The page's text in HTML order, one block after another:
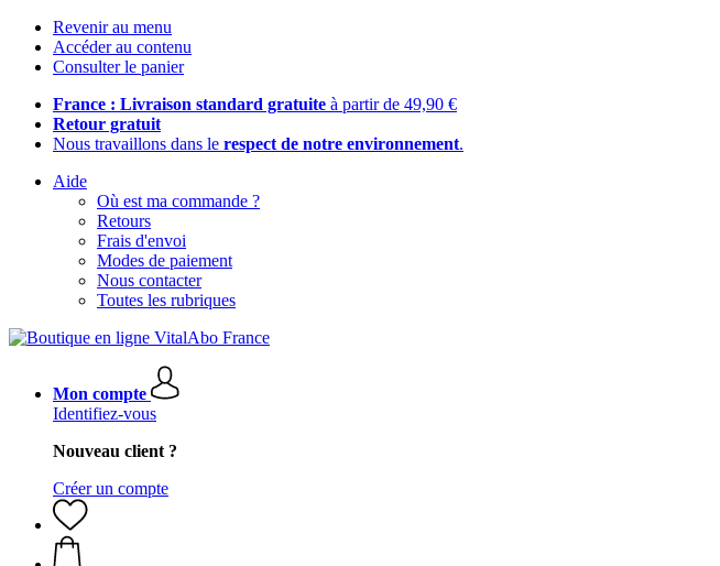
Revenir au menu
Accéder au contenu
Consulter le panier
France : Livraison standard gratuite à partir de 49,90 €
Retour gratuit
Nous travaillons dans le respect de notre environnement.
Aide
Où est ma commande ?
Retours
Frais d'envoi
Modes de paiement
Nous contacter
Toutes les rubriques
Mon compte
Identifiez-vous
Nouveau client ?
Créer un compte